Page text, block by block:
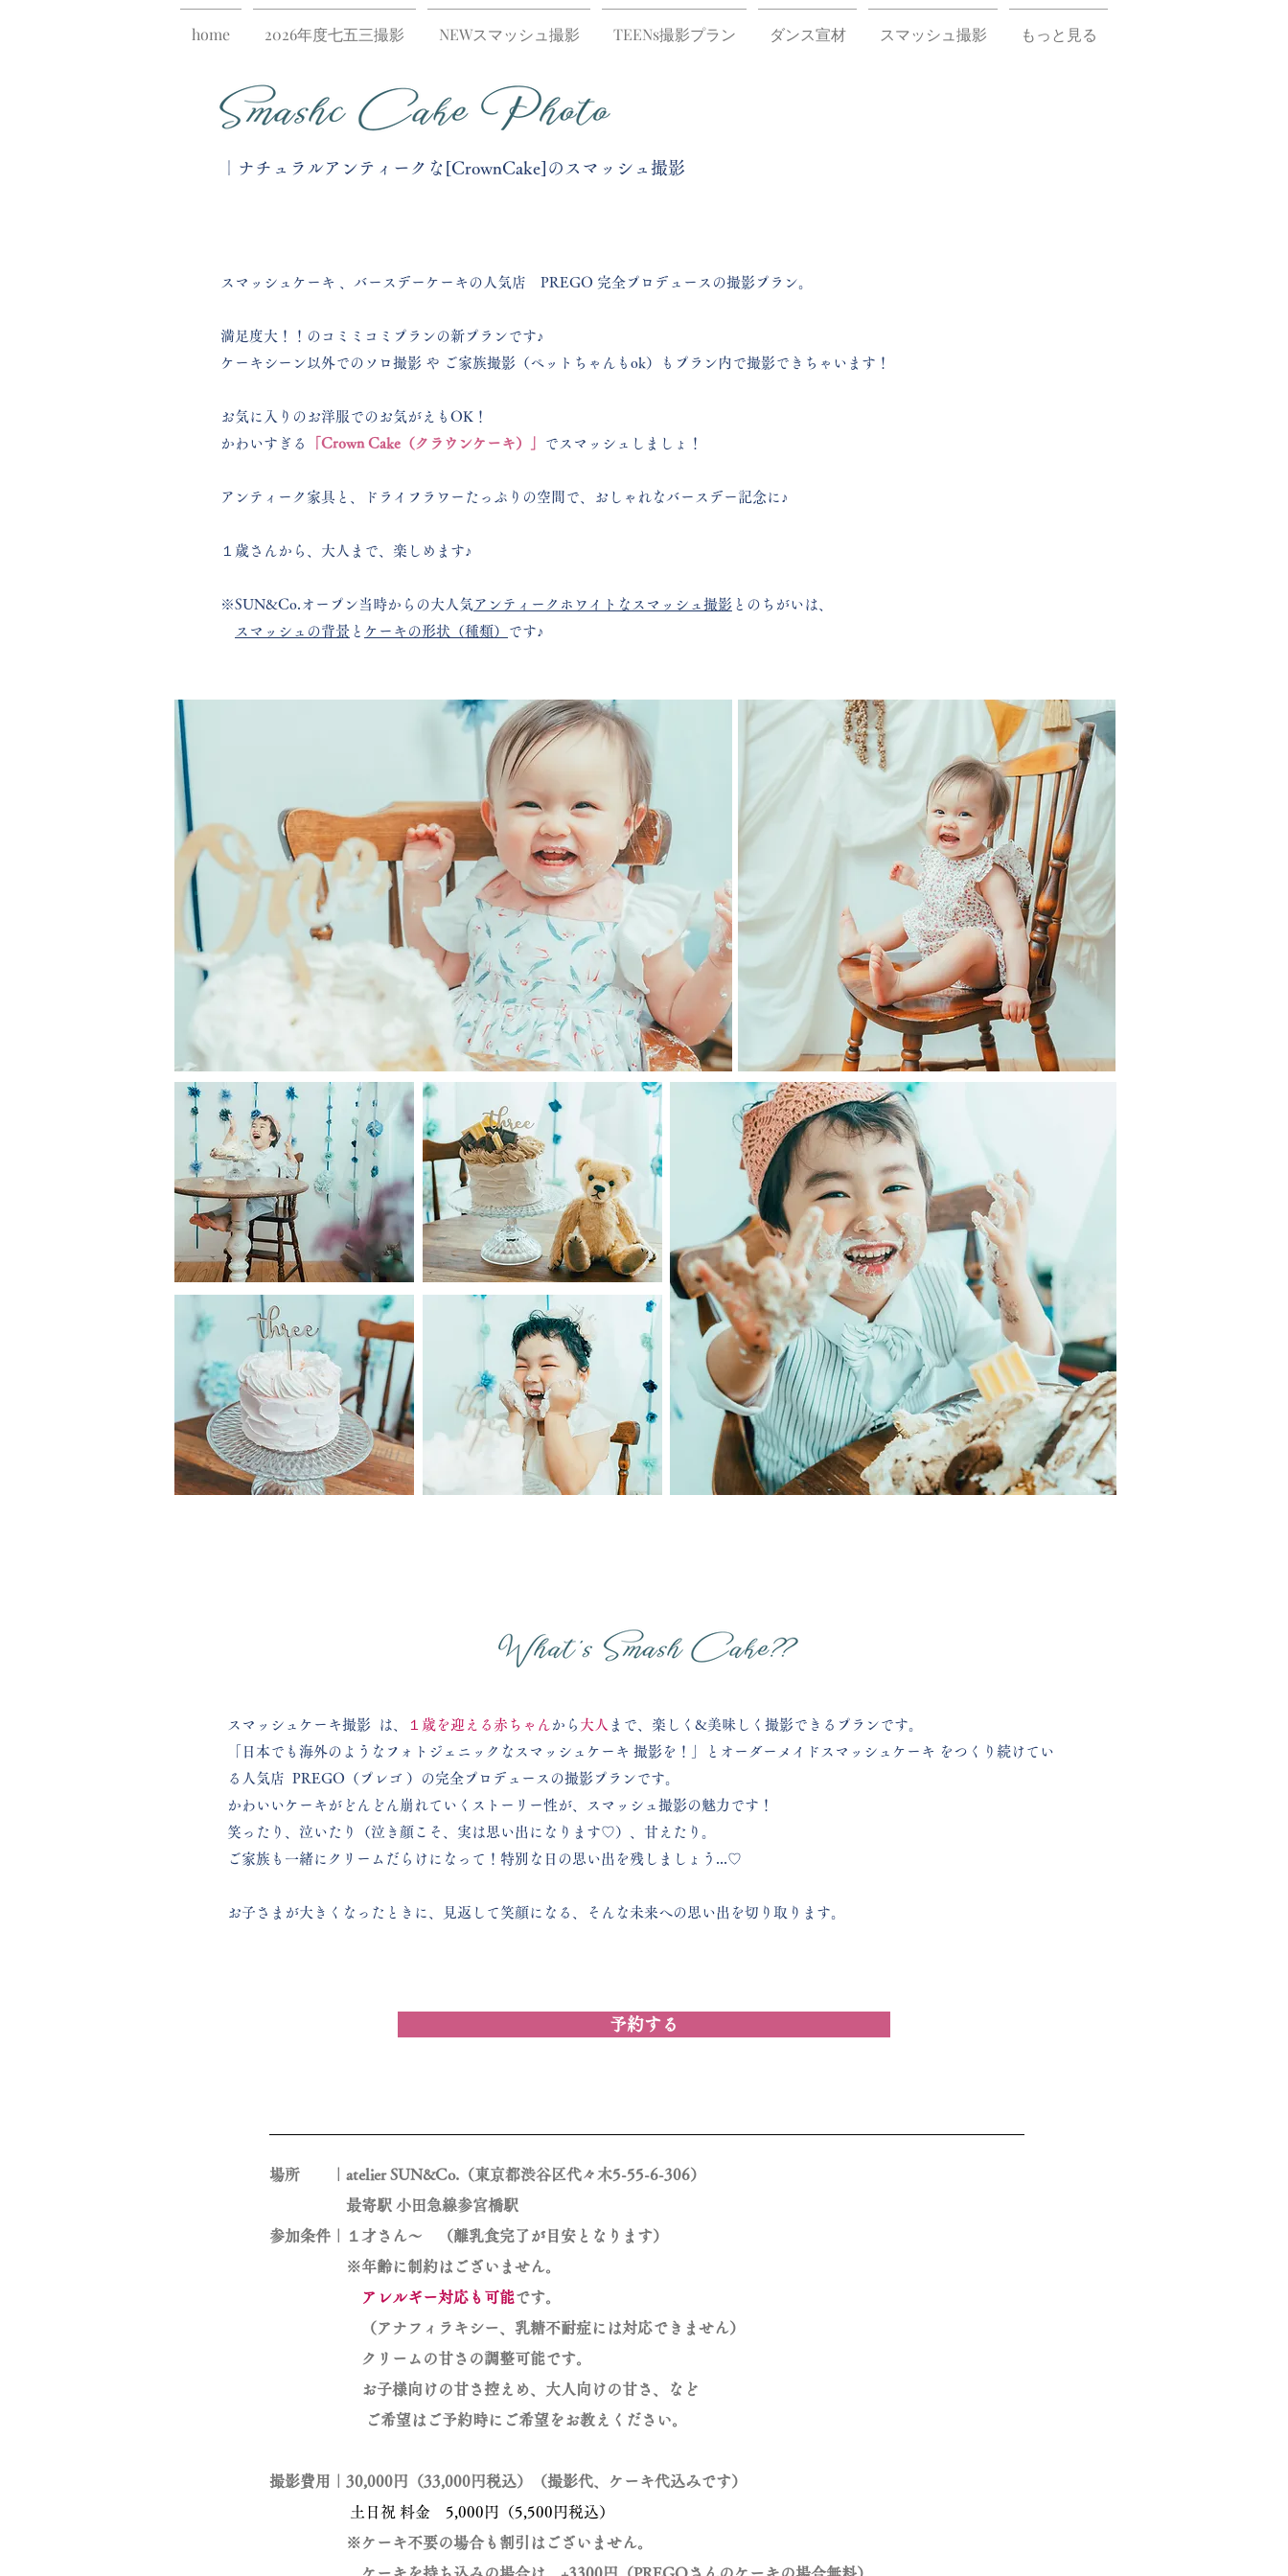
home 2026年度七五三撮影 NEWスマッシュ撮影 TEENs撮影プラン ダンス宣材 スマッシュ撮影 もっと見る
｜ナチュラルアンティークな[CrownCake]のスマッシュ撮影
スマッシュケーキ 、バースデーケーキの人気店 PREGO 完全プロデュースの撮影プラン。
満足度大！！のコミミコミプランの新プランです♪
ケーキシーン以外でのソロ撮影 や ご家族撮影（ペットちゃんもok）もプラン内で撮影できちゃいます！
お気に入りのお洋服でのお気がえもOK！
かわいすぎる
「Crown Cake（クラウンケーキ）」 でスマッシュしましょ！
​アンティーク家具と、ドライフラワーた っぷりの空間で、おしゃれなバースデー記念に♪
１歳さんから、大人まで、楽しめます♪
※SUN&Co.オープン当時からの大人気アンティークホワイトなスマッシュ撮影 とのちがいは、
スマッシュの背景 と ケーキの形状（種類） です♪
スマッシュケーキ撮影 は、 １歳を迎える赤ちゃん から 大人 まで、楽しく&美味しく撮影できるプランです。
「日本でも海外のようなフォトジェニックなスマッシュケーキ 撮影を！」とオーダーメイドスマッシュケーキ をつくり続けてい
る人気店 PREGO（プレゴ ）の完全プロデュースの撮影プランです。
かわいいケーキがどんどん崩れていくストーリー性が、スマッシュ撮影の魅力です！
笑ったり、泣いたり（泣き顔こそ、実は 思い出になります♡）、甘えたり。
ご家族も一緒にクリームだらけになって！ ​特別な日の思い出を残しましょう...♡
お子さまが大きくなったときに、見返して笑顔になる、そんな未来への思い出を切り取ります。
予約する
場所 ｜atelier SUN&Co.（東京都渋谷区代々木5-55-6-306）
最寄駅 小田急線参宮橋駅
参加条件｜１ 才さん〜 （離乳食完了が目安となります）
※年齢に制約はございません。
アレルギー対応も可能です。
（アナフィラキシー、乳糖不耐症には対応できません）
クリームの甘さの調整可能です。
お子様向けの甘さ控えめ、大人向けの甘さ、など
ご希望はご予約時にご希望をお教えください。
撮影費用｜30,000円（33,000円税込）（撮影代、ケーキ代込みです）
土日祝 料金 5,000円（5,500円税込）
※ケーキ不要の場合も割引はございません。